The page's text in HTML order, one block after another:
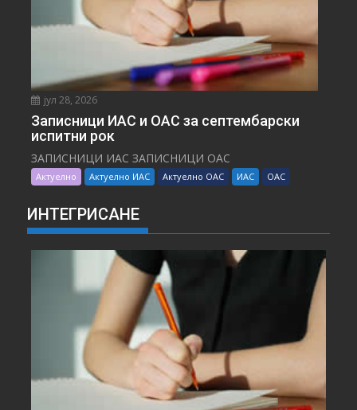
јул 28, 2026
Записници ИАС и ОАС за септембарски
испитни рок
ЗАПИСНИЦИ ИАС ЗАПИСНИЦИ ОАС
Актуелно Актуелно ИАС Актуелно ОАС ИАС ОАС
ИНТЕГРИСАНЕ